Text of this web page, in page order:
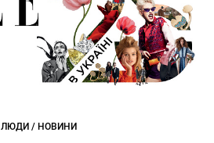
ЛЮДИ / НОВИНИ